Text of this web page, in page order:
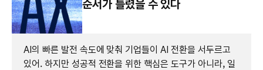
순서가 틀렸을 수 있다
AI의 빠른 발전 속도에 맞춰 기업들이 AI 전환을 서두르고
있어. 하지만 성공적 전환을 위한 핵심은 도구가 아니라, 일